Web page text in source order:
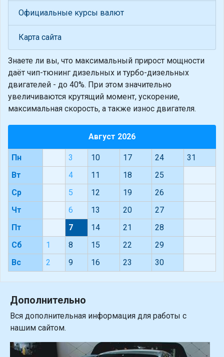
Официальные курсы валют
Карта сайта
Знаете ли вы, что максимальный прирост мощности
даёт чип-тюнинг дизельных и турбо-дизельных
двигателей - до 40%. При этом значительно
увеличиваются крутящий момент, ускорение,
максимальная скорость, а также износ двигателя.
Август 2026
Пн 3 10 17 24
31
Вт
4 11 18
25
Ср
5 12 19
26
Чт
6 13 20
27
Пт
7 14 21
28
Сб
1 8 15 22
29
Вс
2 9 16 23 30
Дополнительно
Вся дополнительная информация для работы с
нашим сайтом.